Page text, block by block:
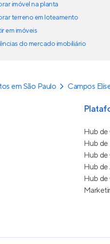
imóvel na planta
terreno em loteamento
em imóveis
do mercado imobiliário
em São Paulo Campos
Hub
Hub de
Hub
Hub de
Hub de